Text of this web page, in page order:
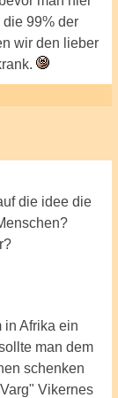
99% der
wir den lieber
die idee die
in Afrika ein
man dem
schenken
Vikernes